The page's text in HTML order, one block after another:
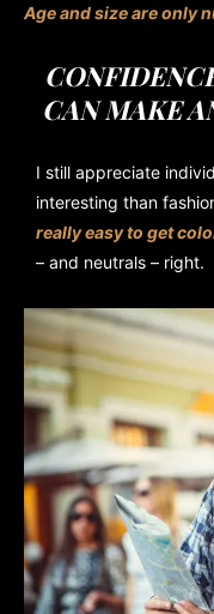
Age and size are only
CAN MAKE
I still appreciate
interesting than
really easy to get
– and neutrals – right.